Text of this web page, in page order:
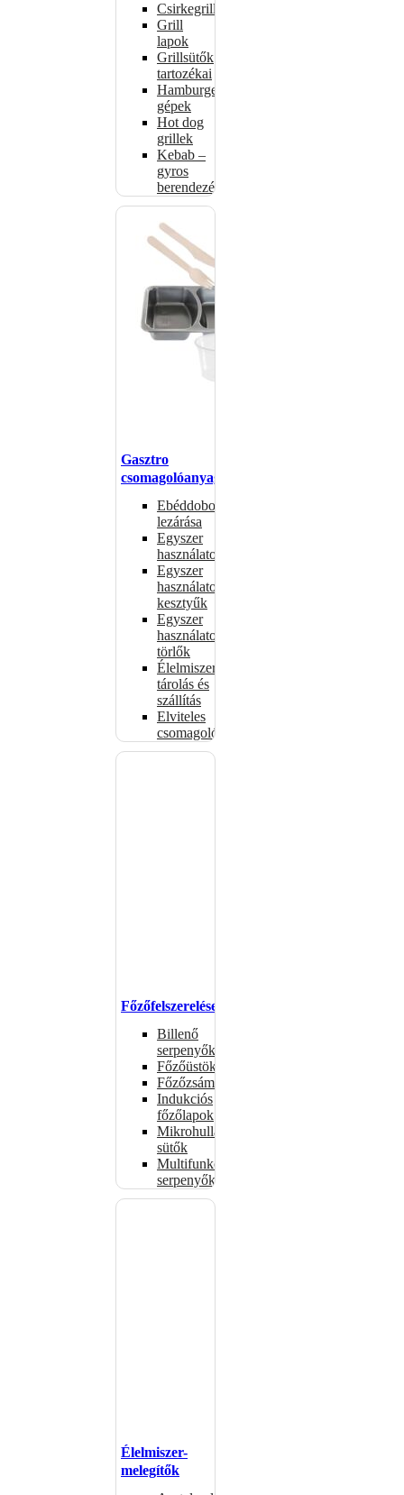
Csirkegrillek
Grill
lapok
Grillsütők
tartozékai
Hamburgerformázó
gépek
Hot dog
grillek
Kebab –
gyros
berendezés
Gasztro
csomagolóanyagok
Ebéddobozok
lezárása
Egyszer
használatos
Egyszer
használatos
kesztyűk
Egyszer
használatos
törlők
Élelmiszer-
tárolás és
szállítás
Elviteles
csomagolóanyagok
Főzőfelszerelések
Billenő
serpenyők
Főzőüstök
Főzőzsámolyok
Indukciós
főzőlapok
Mikrohullámú
sütők
Multifunkciós
serpenyők
Élelmiszer-
melegítők